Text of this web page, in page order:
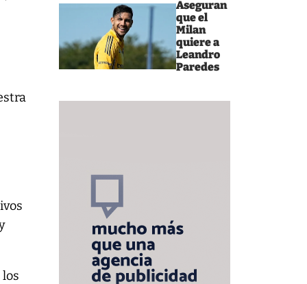
Aseguran
que el
Milan
quiere a
Leandro
Paredes
los